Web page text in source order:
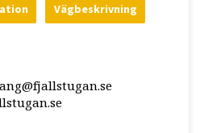
Vägbeskrivning